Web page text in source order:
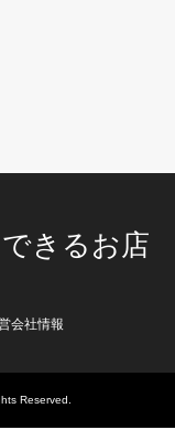
きるお店
会社情報
Reserved.